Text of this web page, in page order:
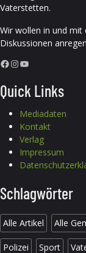
Vaterstetten.
Wir wollen in und mit
Diskussionen
Facebook InstagramYouTube
Quick Links
Mediadaten
Kontakt
Verlag
Impressum
Schlagwörter
Alle Artikel Alle
Polizei Sport